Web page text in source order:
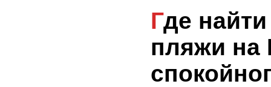
Где найти уединенные
пляжи на